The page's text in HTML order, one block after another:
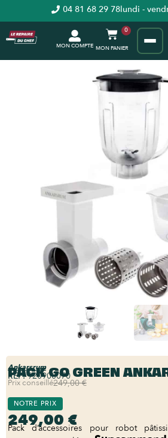
04 81 68 29 78lundi -
MON COMPTE
0
Ankarsrum
PACK GO GREEN
REF:920900070
Prix conseillé249,00 €
NOTRE PRIX
249,00 €
Pack d’accessoires pour robot